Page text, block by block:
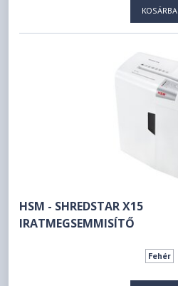
KOSÁRBA
HSM - SHREDSTAR X15
IRATMEGSEMMISÍTŐ
Fehér